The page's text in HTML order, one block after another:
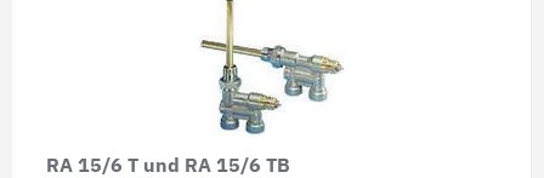
RA 15/6 T und RA 15/6 TB